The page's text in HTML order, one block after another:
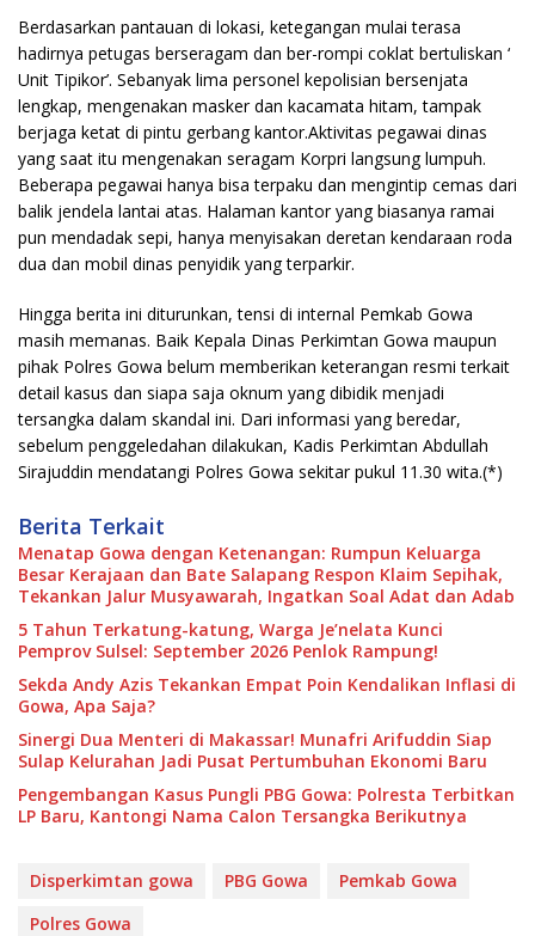
Berdasarkan pantauan di lokasi, ketegangan mulai terasa
hadirnya petugas berseragam dan ber-rompi coklat bertuliskan ‘
Unit Tipikor’. Sebanyak lima personel kepolisian bersenjata
lengkap, mengenakan masker dan kacamata hitam, tampak
berjaga ketat di pintu gerbang kantor.Aktivitas pegawai dinas
yang saat itu mengenakan seragam Korpri langsung lumpuh.
Beberapa pegawai hanya bisa terpaku dan mengintip cemas dari
balik jendela lantai atas. Halaman kantor yang biasanya ramai
pun mendadak sepi, hanya menyisakan deretan kendaraan roda
dua dan mobil dinas penyidik yang terparkir.
Hingga berita ini diturunkan, tensi di internal Pemkab Gowa
masih memanas. Baik Kepala Dinas Perkimtan Gowa maupun
pihak Polres Gowa belum memberikan keterangan resmi terkait
detail kasus dan siapa saja oknum yang dibidik menjadi
tersangka dalam skandal ini. Dari informasi yang beredar,
sebelum penggeledahan dilakukan, Kadis Perkimtan Abdullah
Sirajuddin mendatangi Polres Gowa sekitar pukul 11.30 wita.(*)
Berita Terkait
Menatap Gowa dengan Ketenangan: Rumpun Keluarga
Besar Kerajaan dan Bate Salapang Respon Klaim Sepihak,
Tekankan Jalur Musyawarah, Ingatkan Soal Adat dan Adab
5 Tahun Terkatung-katung, Warga Je’nelata Kunci
Pemprov Sulsel: September 2026 Penlok Rampung!
Sekda Andy Azis Tekankan Empat Poin Kendalikan Inflasi di
Gowa, Apa Saja?
Sinergi Dua Menteri di Makassar! Munafri Arifuddin Siap
Sulap Kelurahan Jadi Pusat Pertumbuhan Ekonomi Baru
Pengembangan Kasus Pungli PBG Gowa: Polresta Terbitkan
LP Baru, Kantongi Nama Calon Tersangka Berikutnya
Disperkimtan gowa PBG Gowa
Pemkab Gowa
Polres Gowa